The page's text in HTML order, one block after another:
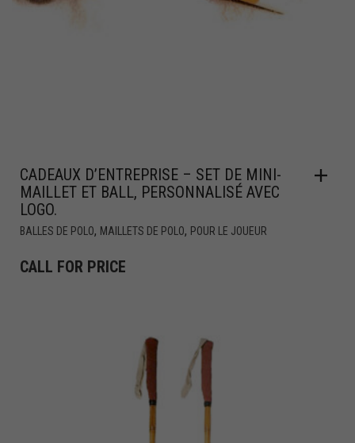
CADEAUX D’ENTREPRISE – SET DE MINI-
MAILLET ET BALL, PERSONNALISÉ AVEC
LOGO.
BALLES DE POLO, MAILLETS DE POLO, POUR LE JOUEUR
CALL FOR PRICE